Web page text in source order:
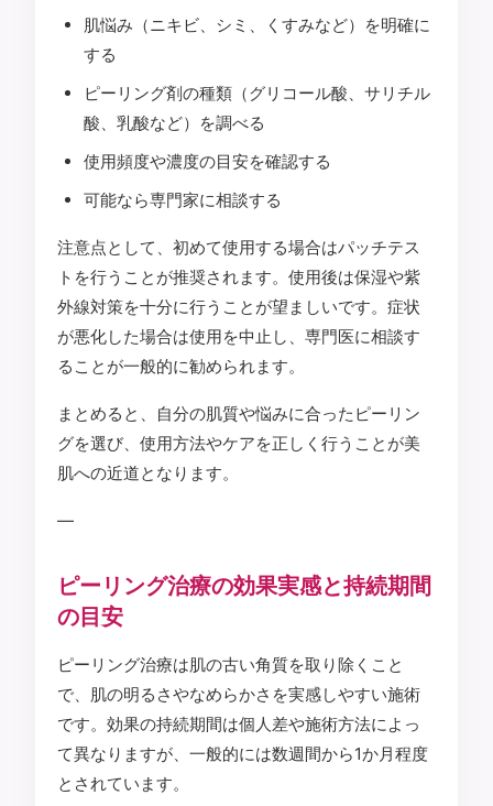
肌悩み（ニキビ、シミ、くすみなど）を明確に
する
ピーリング剤の種類（グリコール酸、サリチル
酸、乳酸など）を調べる
使用頻度や濃度の目安を確認する
可能なら専門家に相談する
注意点として、初めて使用する場合はパッチテス
トを行うことが推奨されます。使用後は保湿や紫
外線対策を十分に行うことが望ましいです。症状
が悪化した場合は使用を中止し、専門医に相談す
ることが一般的に勧められます。
まとめると、自分の肌質や悩みに合ったピーリン
グを選び、使用方法やケアを正しく行うことが美
肌への近道となります。
—
ピーリング治療の効果実感と持続期間
の目安
ピーリング治療は肌の古い角質を取り除くこと
で、肌の明るさやなめらかさを実感しやすい施術
です。効果の持続期間は個人差や施術方法によっ
て異なりますが、一般的には数週間から1か月程度
とされています。